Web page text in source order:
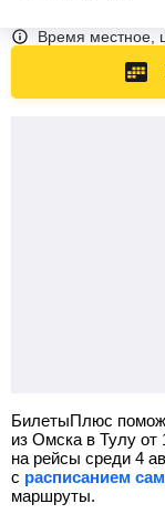
Время местное,
БилетыПлюс
из Омска в Тулу от
на рейсы среди 4
с расписанием
маршруты.